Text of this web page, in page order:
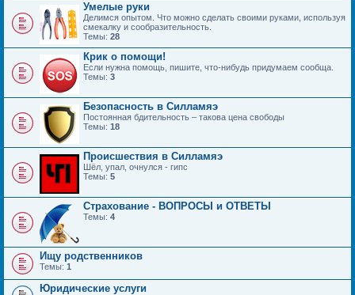
Умелые руки
Делимся опытом. Что можно сделать своими руками, используя
смекалку и сообразительность.
Темы: 28
Крик о помощи!
Если нужна помощь, пишите, что-нибудь придумаем сообща.
Темы: 3
Безопасность в Силламяэ
Постоянная бдительность – такова цена свободы
Темы: 18
Происшествия в Силламяэ
Шёл, упал, очнулся - гипс
Темы: 5
Страхование - ВОПРОСЫ и ОТВЕТЫ
Темы: 4
Ищу родственников
Темы: 1
Юридические услуги